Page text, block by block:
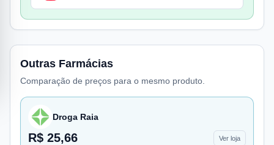
Outras Farmácias
Comparação de preços para o mesmo produto.
Droga Raia
R$ 25,66 Ver loja